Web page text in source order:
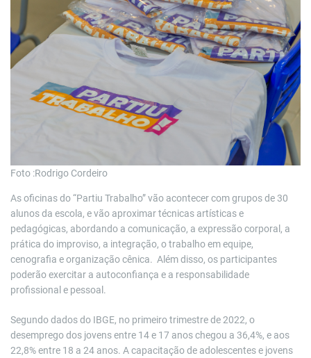
Foto :Rodrigo Cordeiro
As oficinas do “Partiu Trabalho” vão acontecer com grupos de 30
alunos da escola, e vão aproximar técnicas artísticas e
pedagógicas, abordando a comunicação, a expressão corporal, a
prática do improviso, a integração, o trabalho em equipe,
cenografia e organização cênica. Além disso, os participantes
poderão exercitar a autoconfiança e a responsabilidade
profissional e pessoal.
Segundo dados do IBGE, no primeiro trimestre de 2022, o
desemprego dos jovens entre 14 e 17 anos chegou a 36,4%, e aos
22,8% entre 18 a 24 anos. A capacitação de adolescentes e jovens